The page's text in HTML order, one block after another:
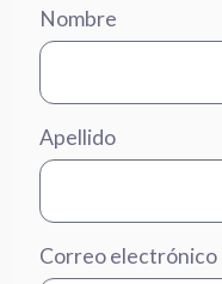
Nombre
Apellido
Correo electrónico